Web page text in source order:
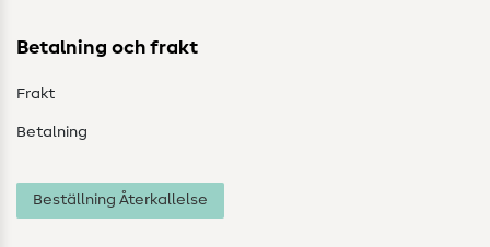
Betalning och frakt
Frakt
Betalning
Beställning Återkallelse